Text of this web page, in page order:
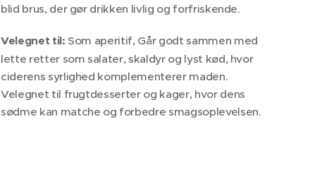
blid brus, der gør drikken livlig og forfriskende.
Velegnet til: Som aperitif, Går godt sammen med
lette retter som salater, skaldyr og lyst kød, hvor
ciderens syrlighed komplementerer maden.
Velegnet til frugtdesserter og kager, hvor dens
sødme kan matche og forbedre smagsoplevelsen.